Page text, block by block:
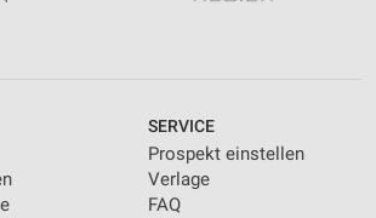
SERVICE
Prospekt einstellen
Verlage
FAQ